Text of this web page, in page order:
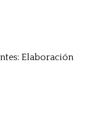
Elaboración